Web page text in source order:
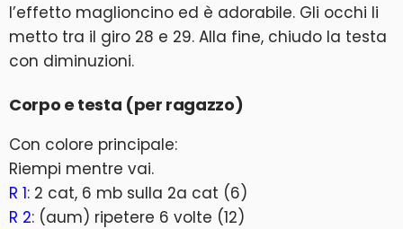
l’effetto maglioncino ed è adorabile. Gli occhi li
metto tra il giro 28 e 29. Alla fine, chiudo la testa
con diminuzioni.
Corpo e testa (per ragazzo)
Con colore principale:
Riempi mentre vai.
R 1: 2 cat, 6 mb sulla 2a cat (6)
R 2: (aum) ripetere 6 volte (12)